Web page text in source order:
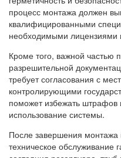
процесс монтажа должен
квалифицированными
необходимыми лицензиями
Кроме того, важной частью
разрешительной
требует согласования с
контролирующими
поможет избежать штрафов
использование системы.
После завершения монтажа
техническое обслуживание